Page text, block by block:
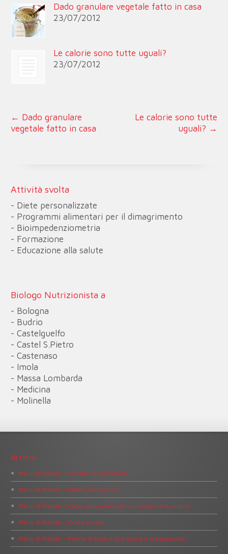
Dado granulare vegetale fatto in casa
23/07/2012
Le calorie sono tutte uguali?
23/07/2012
← Dado granulare
vegetale fatto in casa
Le calorie sono tutte
uguali? →
Attività svolta
- Diete personalizzate
- Programmi alimentari per il dimagrimento
- Bioimpedenziometria
- Formazione
- Educazione alla salute
Biologo Nutrizionista a
- Bologna
- Budrio
- Castelguelfo
- Castel S.Pietro
- Castenaso
- Imola
- Massa Lombarda
- Medicina
- Molinella
Articoli
Menù di Natale – Salame di cioccolato
Menù di Natale – Patate Hasselbach
Menù di Natale – Capesante gratinate con pistacchi e arance
Menù di Natale – Orata al sale
Menù di Natale – Penne di Kamut con zucca e mazzancolle